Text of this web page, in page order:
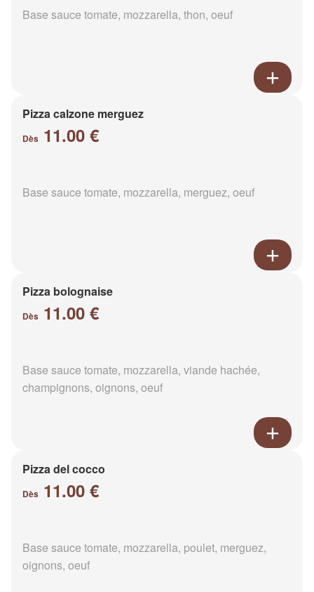
Base sauce tomate, mozzarella, thon, oeuf
Pizza calzone merguez
Dès 11.00 €
Base sauce tomate, mozzarella, merguez, oeuf
Pizza bolognaise
Dès 11.00 €
Base sauce tomate, mozzarella, viande hachée,
champignons, oignons, oeuf
Pizza del cocco
Dès 11.00 €
Base sauce tomate, mozzarella, poulet, merguez,
oignons, oeuf